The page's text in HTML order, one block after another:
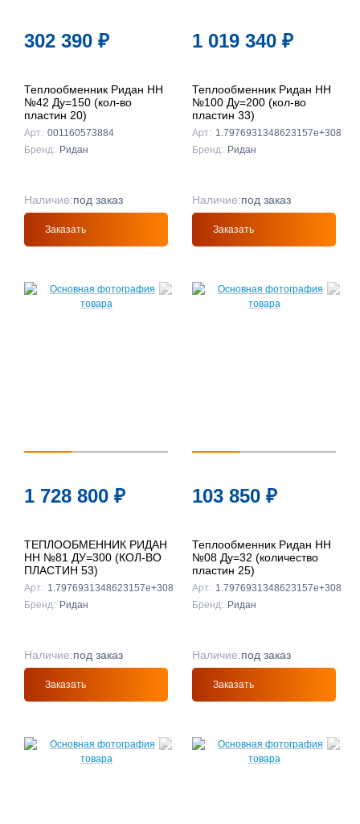
302 390 ₽
Теплообменник Ридан НН
№42 Ду=150 (кол-во
пластин 20)
Арт: 001160573884
Бренд: Ридан
Наличие:под заказ
Заказать
1 019 340 ₽
Теплообменник Ридан НН
№100 Ду=200 (кол-во
пластин 33)
Арт: 1.7976931348623157e+308
Бренд: Ридан
Наличие:под заказ
Заказать
1 728 800 ₽
ТЕПЛООБМЕННИК РИДАН
НН №81 ДУ=300 (КОЛ-ВО
ПЛАСТИН 53)
Арт: 1.7976931348623157e+308
Бренд: Ридан
Наличие:под заказ
Заказать
103 850 ₽
Теплообменник Ридан НН
№08 Ду=32 (количество
пластин 25)
Арт: 1.7976931348623157e+308
Бренд: Ридан
Наличие:под заказ
Заказать